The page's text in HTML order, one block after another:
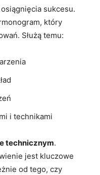
sukcesu.
który
Służą temu:
i technikami
technicznym.
jest kluczowe
od tego, czy